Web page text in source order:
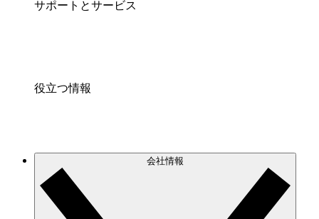
サポートとサービス
役立つ情報
会社情報